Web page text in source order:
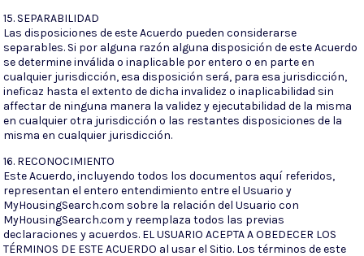
15. SEPARABILIDAD
Las disposiciones de este Acuerdo pueden considerarse
separables. Si por alguna razón alguna disposición de este Acuerdo
se determine inválida o inaplicable por entero o en parte en
cualquier jurisdicción, esa disposición será, para esa jurisdicción,
ineficaz hasta el extento de dicha invalidez o inaplicabilidad sin
affectar de ninguna manera la validez y ejecutabilidad de la misma
en cualquier otra jurisdicción o las restantes disposiciones de la
misma en cualquier jurisdicción.
16. RECONOCIMIENTO
Este Acuerdo, incluyendo todos los documentos aquí referidos,
representan el entero entendimiento entre el Usuario y
MyHousingSearch.com sobre la relación del Usuario con
MyHousingSearch.com y reemplaza todos las previas
declaraciones y acuerdos. EL USUARIO ACEPTA A OBEDECER LOS
TÉRMINOS DE ESTE ACUERDO al usar el Sitio. Los términos de este